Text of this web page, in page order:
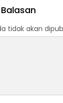
SERET
KEPRI!
tidak akan